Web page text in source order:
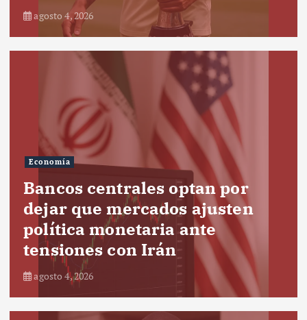
agosto 4, 2026
Economía
Bancos centrales optan por
dejar que mercados ajusten
política monetaria ante
tensiones con Irán
agosto 4, 2026